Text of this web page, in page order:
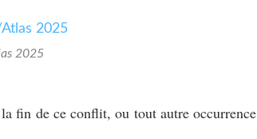
2025
fin de ce conflit, ou tout autre occurrence